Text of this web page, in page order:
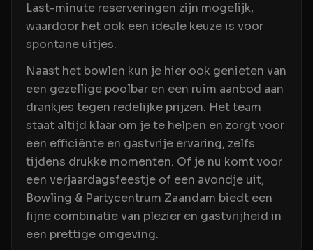
Last-minute reserveringen zijn mogelijk,
waardoor het ook een ideale keuze is voor
spontane uitjes.
Naast het bowlen kun je hier ook genieten van
een gezellige poolbar en een ruim aanbod aan
drankjes tegen redelijke prijzen. Het team
staat altijd klaar om je te helpen en zorgt voor
een efficiënte en gastvrije ervaring, zelfs
tijdens drukke momenten. Of je nu komt voor
een verjaardagsfeestje of een avondje uit,
Bowling & Partycentrum Zaandam biedt een
fijne combinatie van plezier en gastvrijheid in
een prettige omgeving.